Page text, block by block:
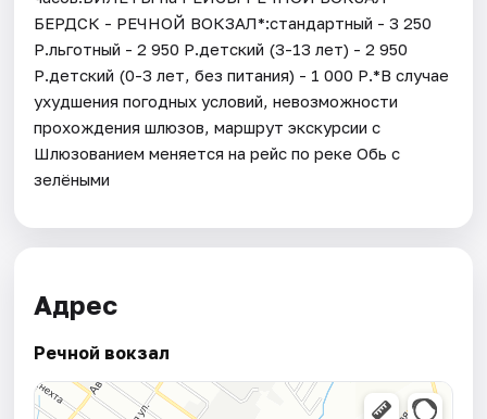
БЕРДСК - РЕЧНОЙ ВОКЗАЛ*:стандартный - 3 250
Р.льготный - 2 950 Р.детский (3-13 лет) - 2 950
Р.детский (0-3 лет, без питания) - 1 000 Р.*В случае
ухудшения погодных условий, невозможности
прохождения шлюзов, маршрут экскурсии с
Шлюзованием меняется на рейс по реке Обь с
зелёными
Адрес
Речной вокзал